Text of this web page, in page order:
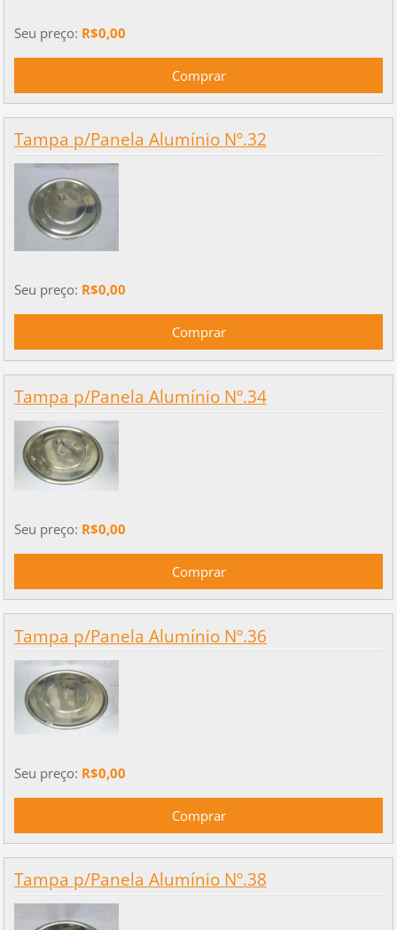
Seu preço: R$0,00
Tampa p/Panela Alumínio Nº.32
Seu preço: R$0,00
Tampa p/Panela Alumínio Nº.34
Seu preço: R$0,00
Tampa p/Panela Alumínio Nº.36
Seu preço: R$0,00
Tampa p/Panela Alumínio Nº.38